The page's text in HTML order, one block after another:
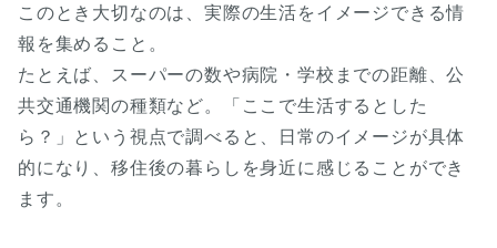
このとき大切なのは、実際の生活をイメージできる情
報を集めること。
たとえば、スーパーの数や病院・学校までの距離、公
共交通機関の種類など。「ここで生活するとした
ら？」という視点で調べると、日常のイメージが具体
的になり、移住後の暮らしを身近に感じることができ
ます。